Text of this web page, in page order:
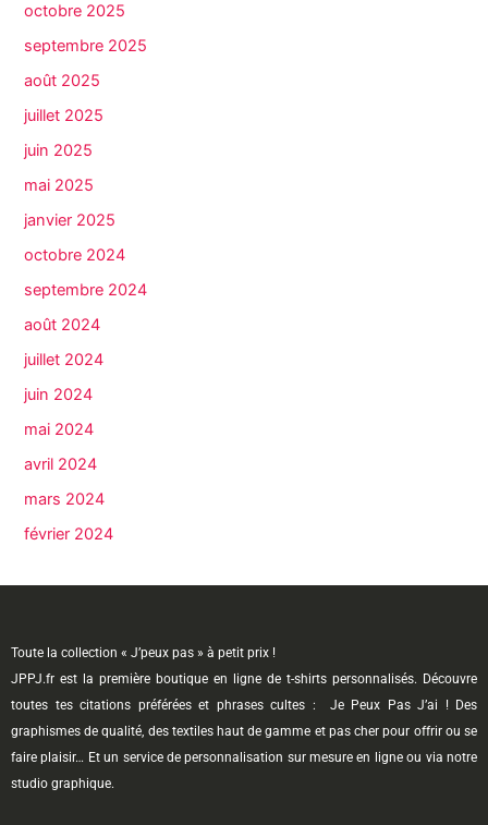
octobre 2025
septembre 2025
août 2025
juillet 2025
juin 2025
mai 2025
janvier 2025
octobre 2024
septembre 2024
août 2024
juillet 2024
juin 2024
mai 2024
avril 2024
mars 2024
février 2024
Toute la collection « J’peux pas » à petit prix !
JPPJ.fr est la première boutique en ligne de t-shirts personnalisés. Découvre
toutes tes citations préférées et phrases cultes : Je Peux Pas J’ai ! Des
graphismes de qualité, des textiles haut de gamme et pas cher pour offrir ou se
faire plaisir… Et un service de personnalisation sur mesure en ligne ou via notre
studio graphique.